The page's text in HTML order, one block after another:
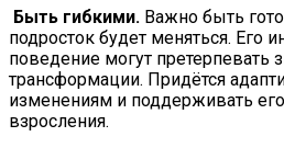
Быть гибкими. Важно быть
подросток будет меняться. Его
поведение могут претерпевать
трансформации. Придётся
изменениям и поддерживать
взросления.